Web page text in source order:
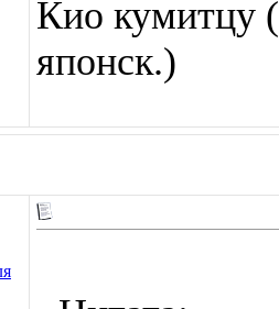
Кио кумитцу
японск.)